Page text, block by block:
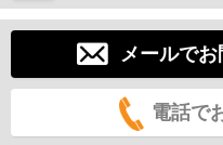
メールで
電話で